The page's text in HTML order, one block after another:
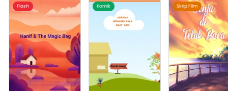
Flash Komik Skrip Film